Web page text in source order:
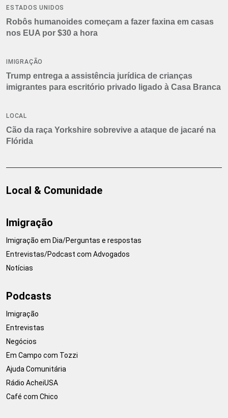
ESTADOS UNIDOS
Robôs humanoides começam a fazer faxina em casas
nos EUA por $30 a hora
IMIGRAÇÃO
Trump entrega a assistência jurídica de crianças
imigrantes para escritório privado ligado à Casa Branca
LOCAL
Cão da raça Yorkshire sobrevive a ataque de jacaré na
Flórida
Local & Comunidade
Imigração
Imigração em Dia/Perguntas e respostas
Entrevistas/Podcast com Advogados
Notícias
Podcasts
Imigração
Entrevistas
Negócios
Em Campo com Tozzi
Ajuda Comunitária
Rádio AcheiUSA
Café com Chico